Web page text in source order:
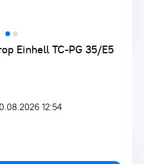
Einhell TC-PG 35/E5
12:54